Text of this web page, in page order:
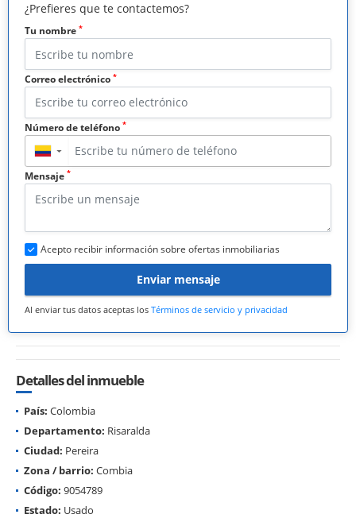
¿Prefieres que te contactemos?
Tu nombre *
Correo electrónico *
Número de teléfono *
▼
Mensaje *
Acepto recibir información sobre ofertas inmobiliarias
Enviar mensaje
Al enviar tus datos aceptas los Términos de servicio y privacidad
Detalles del inmueble
País: Colombia
Departamento: Risaralda
Ciudad: Pereira
Zona / barrio: Combia
Código: 9054789
Estado: Usado